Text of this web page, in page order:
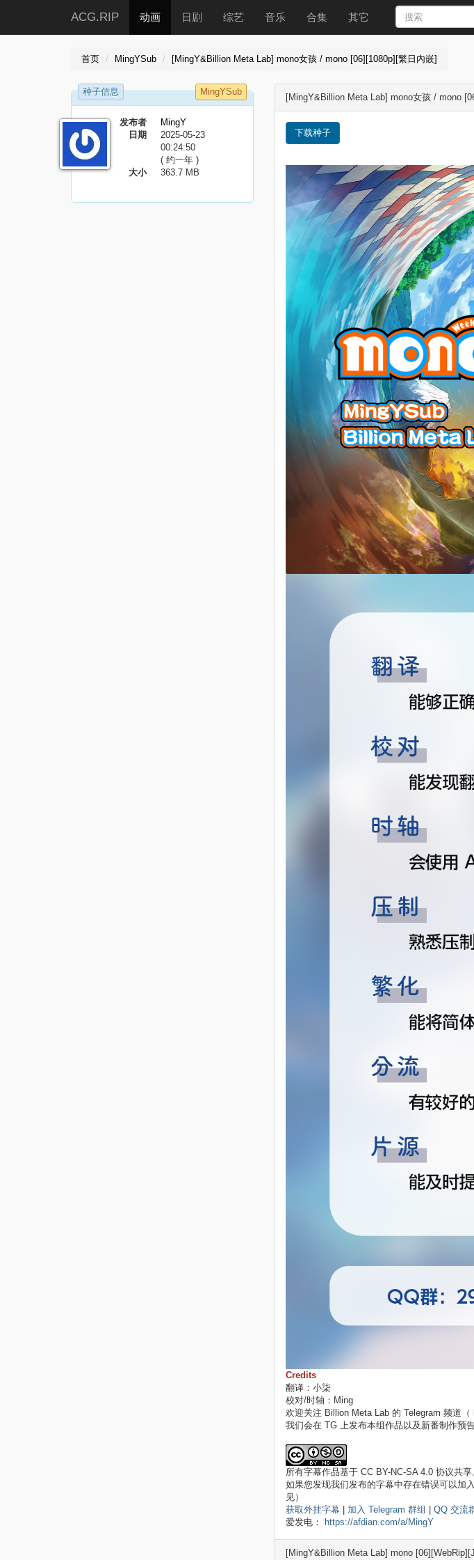
ACG.RIP 动画 日剧 综艺 音乐 合集 其它
首页 MingYSub [MingY&Billion Meta Lab] mono女孩 / mono [06][1080p][繁日內嵌]
种子信息 MingYSub
发布者
MingY
日期
2025-05-23
00:24:50
( 约一年 )
大小
363.7 MB
[MingY&Billion Meta Lab] mono女孩 / mono
下载种子
Credits
翻译：小柒
校对/时轴：Ming
欢迎关注 Billion Meta Lab 的 Telegram 频道（
我们会在 TG 上发布本组作品以及新番制作预
所有字幕作品基于 CC BY-NC-SA 4.0 协议共享
如果您发现我们发布的字幕中存在错误可以加
见）
获取外挂字幕| 加入 Telegram 群组
QQ 交流
爱发电：
https://afdian.com/a/MingY
[MingY&Billion Meta Lab] mono